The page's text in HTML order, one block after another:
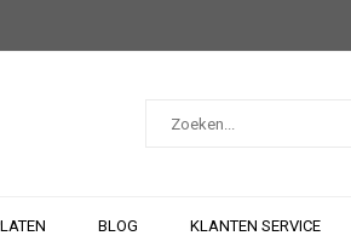
BLOG KLANTEN SERVICE